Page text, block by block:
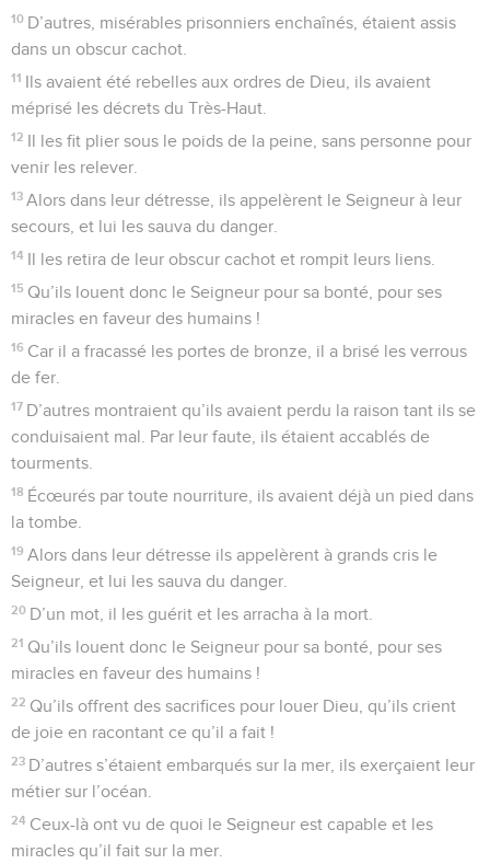
10 D’autres, misérables prisonniers enchaînés, étaient assis
dans un obscur cachot.
11 Ils avaient été rebelles aux ordres de Dieu, ils avaient
méprisé les décrets du Très-Haut.
12 Il les fit plier sous le poids de la peine, sans personne pour
venir les relever.
13 Alors dans leur détresse, ils appelèrent le Seigneur à leur
secours, et lui les sauva du danger.
14 Il les retira de leur obscur cachot et rompit leurs liens.
15 Qu’ils louent donc le Seigneur pour sa bonté, pour ses
miracles en faveur des humains !
16 Car il a fracassé les portes de bronze, il a brisé les verrous
de fer.
17 D’autres montraient qu’ils avaient perdu la raison tant ils se
conduisaient mal. Par leur faute, ils étaient accablés de
tourments.
18 Écœurés par toute nourriture, ils avaient déjà un pied dans
la tombe.
19 Alors dans leur détresse ils appelèrent à grands cris le
Seigneur, et lui les sauva du danger.
20 D’un mot, il les guérit et les arracha à la mort.
21 Qu’ils louent donc le Seigneur pour sa bonté, pour ses
miracles en faveur des humains !
22 Qu’ils offrent des sacrifices pour louer Dieu, qu’ils crient
de joie en racontant ce qu’il a fait !
23 D’autres s’étaient embarqués sur la mer, ils exerçaient leur
métier sur l’océan.
24 Ceux-là ont vu de quoi le Seigneur est capable et les
miracles qu’il fait sur la mer.